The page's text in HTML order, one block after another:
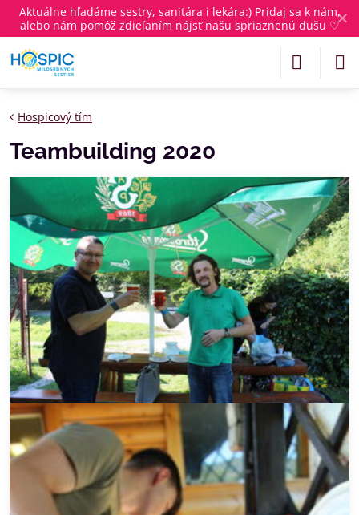
✕
Aktuálne hľadáme sestry, sanitára i lekára:) Pridaj sa k nám,
alebo nám pomôž zdieľaním nájsť našu spriaznenú dušu ♡
Hospicový tím
Teambuilding 2020